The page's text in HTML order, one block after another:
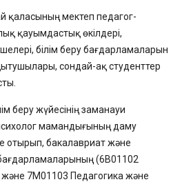
қаласының мектеп педагог-
қауымдастық өкілдері,
білім беру бағдарламаларын
сондай-ақ студенттер
беру жүйесінің заманауи
мамандығының даму
отырып, бакалавриат және
(6В01102
7М01103 Педагогика және